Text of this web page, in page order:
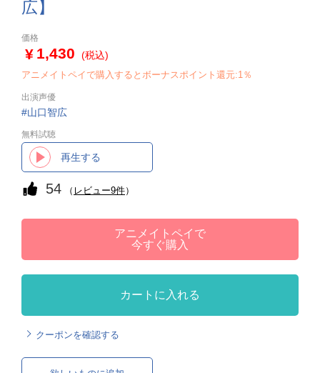
広】
価格
1,430 (税込)
アニメイトペイで購入するとボーナスポイント還元:1％
出演声優
山口智広
無料試聴
再生する
54 （ レビュー9件）
アニメイトペイで
今すぐ購入
カートに入れる
クーポンを確認する